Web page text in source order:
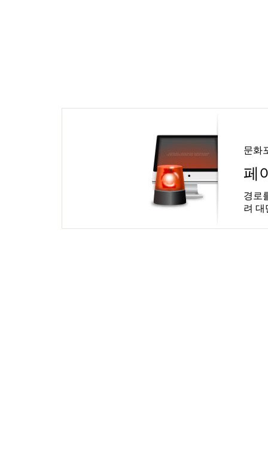
문화
페
경로
려 대